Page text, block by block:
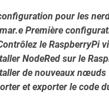
pour les
e Première
le RaspberryPi
NodeRed sur le
de nouveaux nœuds
et exporter le code